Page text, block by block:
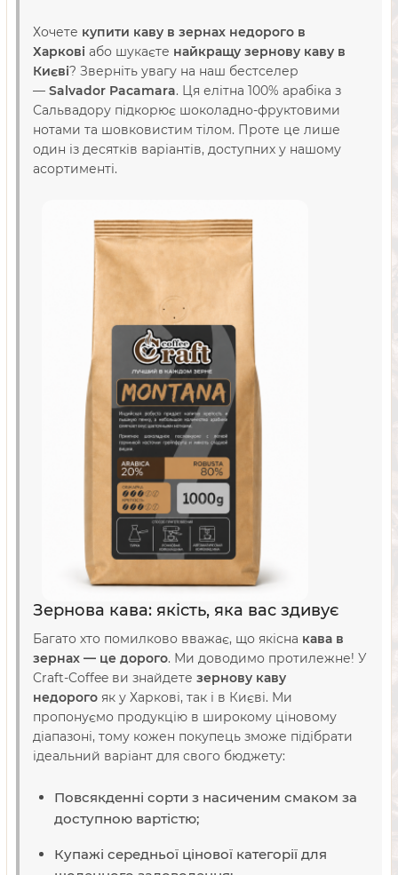
Хочете купити каву в зернах недорого в
Харкові або шукаєте найкращу зернову каву в
Києві? Зверніть увагу на наш бестселер
— Salvador Pacamara. Ця елітна 100% арабіка з
Сальвадору підкорює шоколадно-фруктовими
нотами та шовковистим тілом. Проте це лише
один із десятків варіантів, доступних у нашому
асортименті.
Зернова кава: якість, яка вас здивує
Багато хто помилково вважає, що якісна кава в
зернах — це дорого. Ми доводимо протилежне! У
Craft-Coffee ви знайдете зернову каву
недорого як у Харкові, так і в Києві. Ми
пропонуємо продукцію в широкому ціновому
діапазоні, тому кожен покупець зможе підібрати
ідеальний варіант для свого бюджету:
Повсякденні сорти з насиченим смаком за
доступною вартістю;
Купажі середньої цінової категорії для